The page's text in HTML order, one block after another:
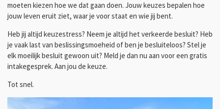
moeten kiezen hoe we dat gaan doen. Jouw keuzes bepalen hoe
jouw leven eruit ziet, waar je voor staat en wie jij bent.
Heb jij altijd keuzestress? Neem je altijd het verkeerde besluit? Heb
je vaak last van beslissingsmoeheid of ben je besluiteloos? Stel je
elk moeilijk besluit gewoon uit? Meld je dan nu aan voor een gratis
intakegesprek. Aan jou de keuze.
Tot snel.